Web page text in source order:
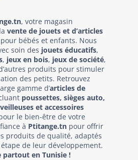
, votre magasin
vente de jouets et d’articles
pour bébés et enfants. Nous
soin des jouets éducatifs,
, jeux en bois, jeux de société,
produits pour stimuler
des petits. Retrouvez
gamme d’articles de
poussettes, sièges auto,
et accessoires
le bien-être de votre
à Ptitange.tn pour offrir
produits de qualité, adaptés
de leur développement.
partout en Tunisie !